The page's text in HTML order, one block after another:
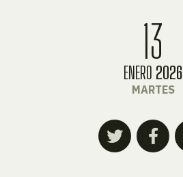
13
ENERO 2026
MARTES